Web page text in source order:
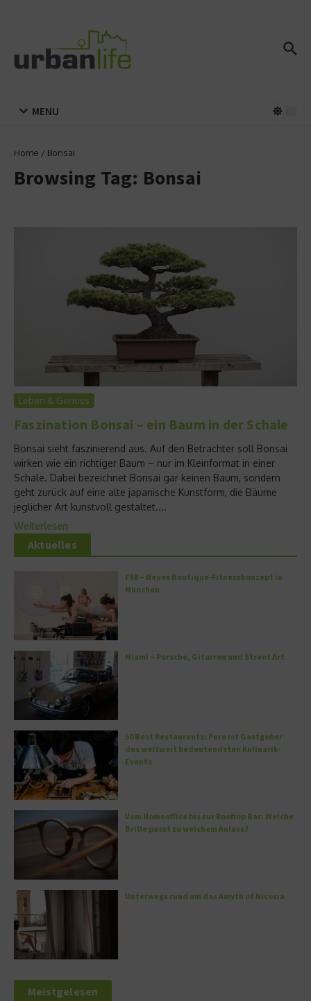
MENU
Home / Bonsai
Browsing Tag: Bonsai
Leben & Genuss
Faszination Bonsai – ein Baum in der Schale
Bonsai sieht faszinierend aus. Auf den Betrachter soll Bonsai
wirken wie ein richtiger Baum – nur im Kleinformat in einer
Schale. Dabei bezeichnet Bonsai gar keinen Baum, sondern
geht zurück auf eine alte japanische Kunstform, die Bäume
jeglicher Art kunstvoll gestaltet....
Weiterlesen
Aktuelles
FS8 – Neues Boutique-Fitnesskonzept in
München
Miami – Porsche, Gitarren und Street Art
50 Best Restaurants: Peru ist Gastgeber
des weltweit bedeutendsten Kulinarik-
Events
Vom Homeoffice bis zur Rooftop Bar: Welche
Brille passt zu welchem Anlass?
Unterwegs rund um das Amyth of Nicosia
Meistgelesen